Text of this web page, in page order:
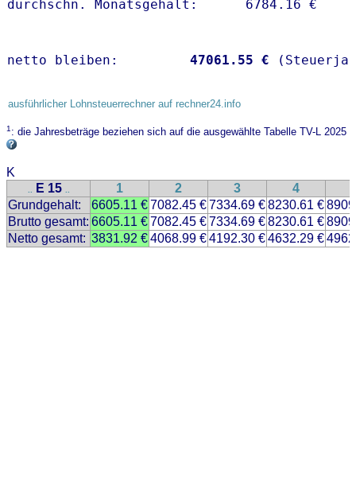
netto bleiben: 47061.55 €
ausführlicher Lohnsteuerrechner auf rechner24.info
1: die Jahresbeträge beziehen sich auf die ausgewählte Tabelle TV-L 2025
K
.. E 15 .. 1 2 3 4
Grundgehalt:
6605.11 €7082.45 €7334.69 €8230.61 €
Brutto gesamt: 6605.11 €7082.45 €7334.69 €8230.61 €
Netto gesamt: 3831.92 €4068.99 €4192.30 €4632.29 €